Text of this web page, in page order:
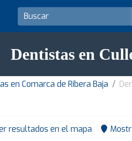
Dentistas en
en Comarca de Ribera Baja
resultados en el mapa